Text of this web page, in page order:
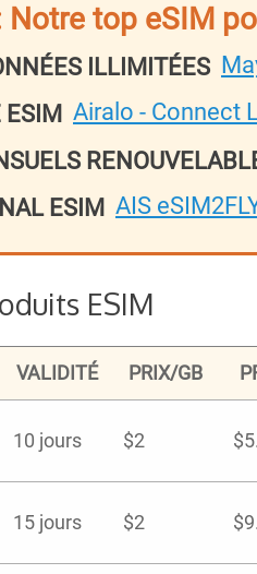
Notre top eSIM
ILLIMITÉES
Airalo - Connect
ESIM AIS
ESIM
VALIDITÉ PRIX/GB
10 jours $2
15 jours $2